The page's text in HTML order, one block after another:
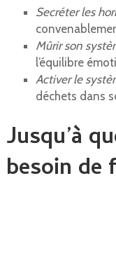
Secréter les
Mûrir son
l’équilibre
Activer le
déchets dans
Jusqu’à
besoin de